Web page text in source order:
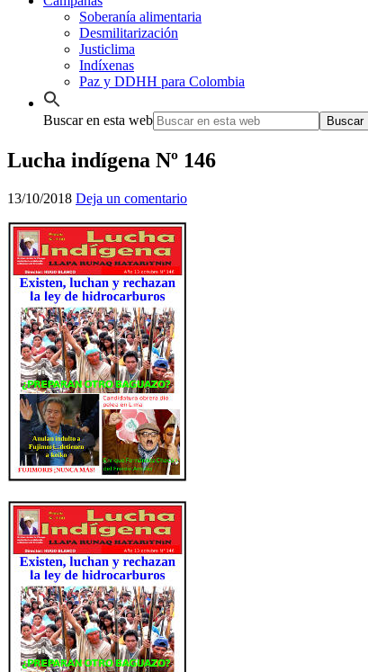
Soberanía alimentaria
Desmilitarización
Justiclima
Indíxenas
Paz y DDHH para Colombia
Buscar en esta web
Lucha indígena Nº 146
13/10/2018 Deja un comentario